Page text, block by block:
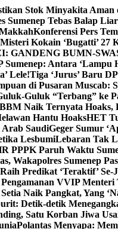
Stok Minyakita Aman
Sumenep Tebas Balap Liar
Konferensi Pers
Misteri Kokain ‘Bugatti’ 27
GANDENG BUMN-
Antara ‘Lampu
Lele!Tiga ‘Jurus’ Baru
di Pusaran Muscab:
Guluk “Terbang” ke
Naik Ternyata Hoaks,
Hantu HoaksHET
SaudiGeger Sumur
LesbumiLebaran Tak
PPPK Paruh Waktu
Wakapolres Sumenep
Predikat ‘Teraktif’ Se-
VVIP Menteri
Naik Pangkat, Yang
Detik-detik
Satu Korban Jiwa
Polantas Menyapa: